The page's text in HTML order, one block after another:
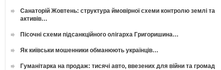
Санаторій Жовтень: структура ймовірної схеми контролю землі та
активів…
Пісочні схеми підсанкційного олігарха Григоришина…
Як київськи мошенники обманюють українців…
Гуманітарка на продаж: тисячі авто, ввезених для війни та громад